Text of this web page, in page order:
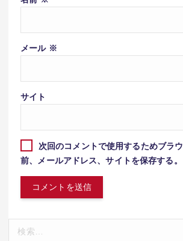
メール ※
サイト
次回のコメントで使用するためブラ
前、メールアドレス、サイトを保存する。